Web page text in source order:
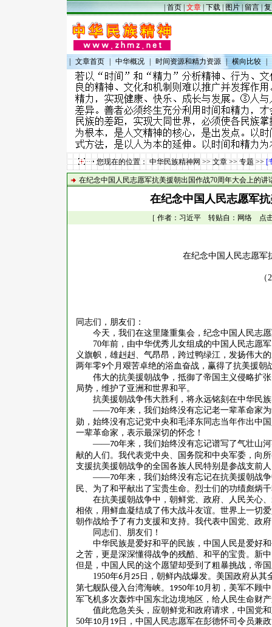
|首页|文章|下载| 图片|留言|
文章首页 中华概况 时间资源和精力资源 | 横向比较
您现在的位置：中华民族精神网>>文章>>专题>>[
在纪念中国人民志愿军抗美援朝出国作战70周年大会上的讲
在纪念中国人民志愿军
［ 作者：习近平 转贴自：网络 点
在纪念中国人民志愿军
（
同志们，朋友们：
今天，我们在这里隆重集会，纪念中国人民志
70年前，由中华优秀儿女组成的中国人民志愿
义旗帜，雄赳赳、气昂昂，跨过鸭绿江，发扬伟大
两年零9个月艰苦卓绝的浴血奋战，赢得了抗美援朝
伟大的抗美援朝战争，抵御了帝国主义侵略扩
局势，维护了亚洲和世界和平。
抗美援朝战争伟大胜利，将永远铭刻在中华民
——70年来，我们始终没有忘记老一辈革命家
勋，始终没有忘记党中央和毛泽东同志当年作出中
一辈革命家，表示最深切的怀念！
——70年来，我们始终没有忘记谱写了气壮山
献的人们。我代表党中央、国务院和中央军委，向
支援抗美援朝战争的全国各族人民特别是参战支前
——70年来，我们始终没有忘记在抗美援朝战
民、为了和平献出了宝贵生命。烈士们的功绩彪炳
在抗美援朝战争中，朝鲜党、政府、人民关心
相依，用鲜血凝结成了伟大战斗友谊。世界上一切
朝作战给予了有力支援和支持。我代表中国党、政
同志们、朋友们！
中华民族是爱好和平的民族，中国人民是爱好
之苦，更是深深懂得战争的残酷、和平的宝贵。新
但是，中国人民的这个愿望却受到了粗暴挑战，帝
1950年6月 25 日，朝鲜内战爆发。美国政府从
第七舰队侵入台湾海峡。 1950年10月初，美军不顾
军飞机多次轰炸中国东北边境地区，给人民生命财
值此危急关头，应朝鲜党和政府请求，中国党
50年10月 19 日，中国人民志愿军在彭德怀司令员兼